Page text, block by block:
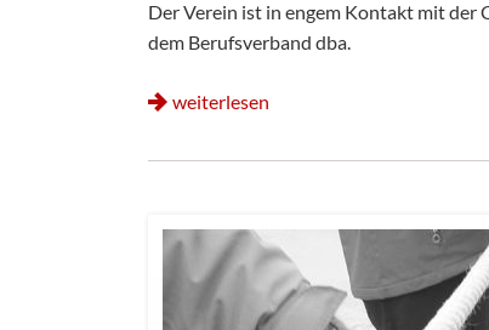
Der Verein ist in engem Kontakt mit der
dem Berufsverband dba.
weiterlesen